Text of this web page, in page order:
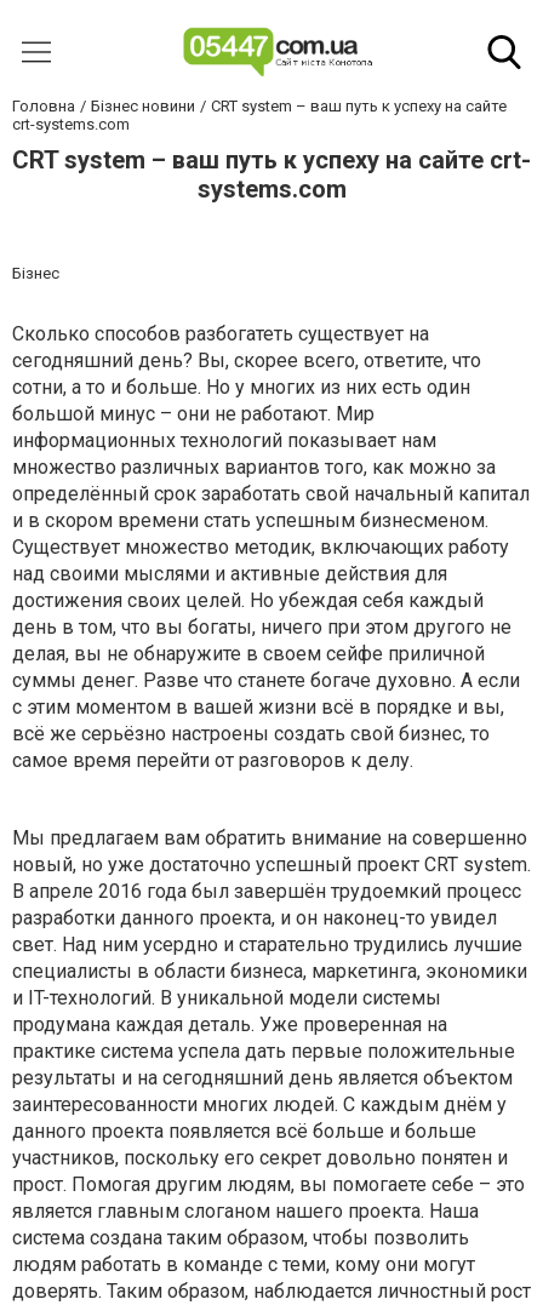
Головна Бізнес новини
CRT system – ваш путь к успеху на сайте
crt-systems.com
CRT system – ваш путь к успеху на сайте crt-
systems.com
Бізнес
Сколько способов разбогатеть существует на
сегодняшний день? Вы, скорее всего, ответите, что
сотни, а то и больше. Но у многих из них есть один
большой минус – они не работают. Мир
информационных технологий показывает нам
множество различных вариантов того, как можно за
определённый срок заработать свой начальный капитал
и в скором времени стать успешным бизнесменом.
Существует множество методик, включающих работу
над своими мыслями и активные действия для
достижения своих целей. Но убеждая себя каждый
день в том, что вы богаты, ничего при этом другого не
делая, вы не обнаружите в своем сейфе приличной
суммы денег. Разве что станете богаче духовно. А если
с этим моментом в вашей жизни всё в порядке и вы,
всё же серьёзно настроены создать свой бизнес, то
самое время перейти от разговоров к делу.
Мы предлагаем вам обратить внимание на совершенно
новый, но уже достаточно успешный проект CRT system.
В апреле 2016 года был завершён трудоемкий процесс
разработки данного проекта, и он наконец-то увидел
свет. Над ним усердно и старательно трудились лучшие
специалисты в области бизнеса, маркетинга, экономики
и IT-технологий. В уникальной модели системы
продумана каждая деталь. Уже проверенная на
практике система успела дать первые положительные
результаты и на сегодняшний день является объектом
заинтересованности многих людей. С каждым днём у
данного проекта появляется всё больше и больше
участников, поскольку его секрет довольно понятен и
прост. Помогая другим людям, вы помогаете себе – это
является главным слоганом нашего проекта. Наша
система создана таким образом, чтобы позволить
людям работать в команде с теми, кому они могут
доверять. Таким образом, наблюдается личностный рост